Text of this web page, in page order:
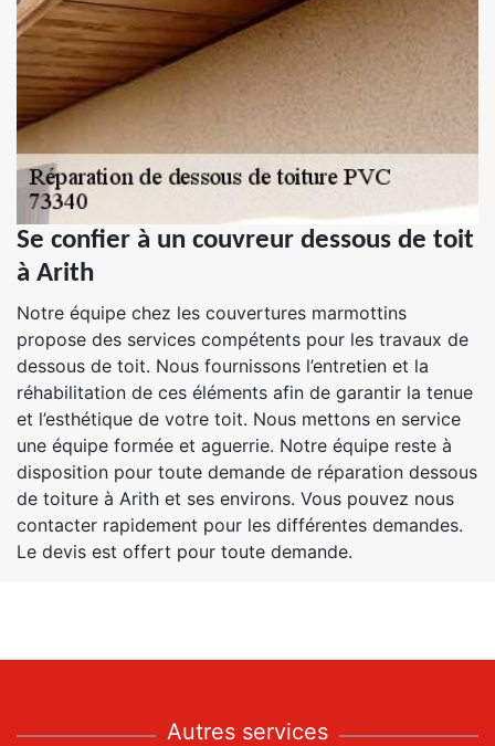
Se confier à un couvreur dessous de toit
à Arith
Notre équipe chez les couvertures marmottins
propose des services compétents pour les travaux de
dessous de toit. Nous fournissons l’entretien et la
réhabilitation de ces éléments afin de garantir la tenue
et l’esthétique de votre toit. Nous mettons en service
une équipe formée et aguerrie. Notre équipe reste à
disposition pour toute demande de réparation dessous
de toiture à Arith et ses environs. Vous pouvez nous
contacter rapidement pour les différentes demandes.
Le devis est offert pour toute demande.
Autres services